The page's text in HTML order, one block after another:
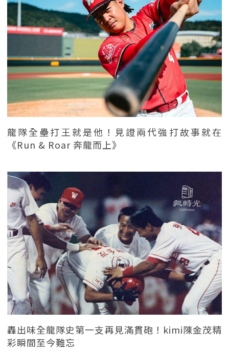
龍隊全壘打王就是他！見證兩代強打故事就在
《Run & Roar 奔龍而上》
轟出味全龍隊史第一支再見滿貫砲！kimi陳金茂精
彩瞬間至今難忘